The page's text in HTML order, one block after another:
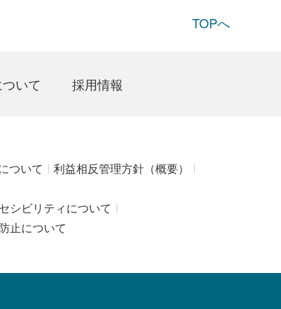
TOPへ
いて 採用情報
ついて
利益相反管理方針（概要）
シビリティについて
止について